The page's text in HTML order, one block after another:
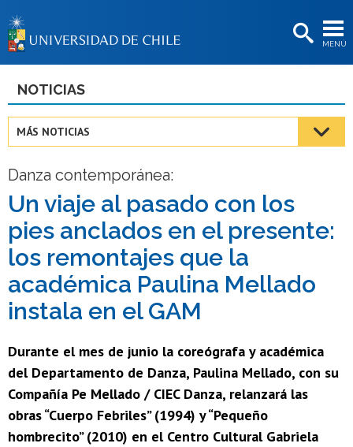
MENÚ
BIBLIOTECAS
Estudiantes
Académicas/os
Funcionarias/os
Egresadas/os
NOTICIAS
MÁS NOTICIAS
Danza contemporánea:
Un viaje al pasado con los
pies anclados en el presente:
los remontajes que la
académica Paulina Mellado
instala en el GAM
Durante el mes de junio la coreógrafa y académica
del Departamento de Danza, Paulina Mellado, con su
Compañía Pe Mellado / CIEC Danza, relanzará las
obras “Cuerpo Febriles” (1994) y “Pequeño
hombrecito” (2010) en el Centro Cultural Gabriela